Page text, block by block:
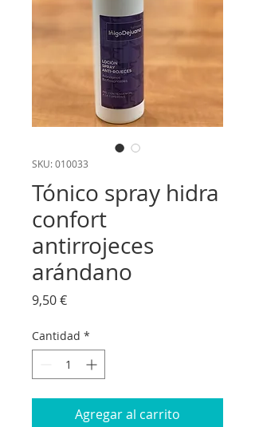
SKU: 010033
Tónico spray hidra
confort
antirrojeces
arándano
9,50 €Precio
Cantidad *
Agregar al carrito